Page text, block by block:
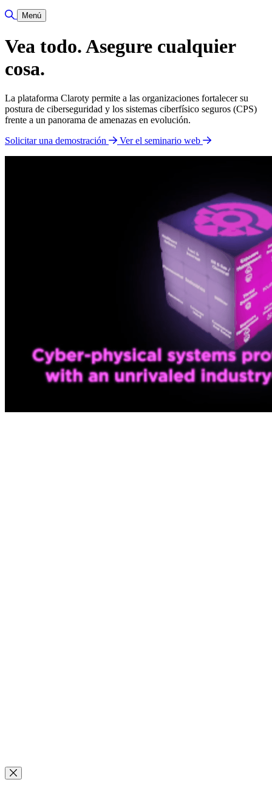
Alternar búsqueda
Menú
Vea todo. Asegure cualquier
cosa.
La plataforma Claroty permite a las organizaciones fortalecer su
postura de ciberseguridad y los sistemas ciberfísico seguros (CPS)
frente a un panorama de amenazas en evolución.
Solicitar una demostración
Ver el seminario web
Cerrar modal